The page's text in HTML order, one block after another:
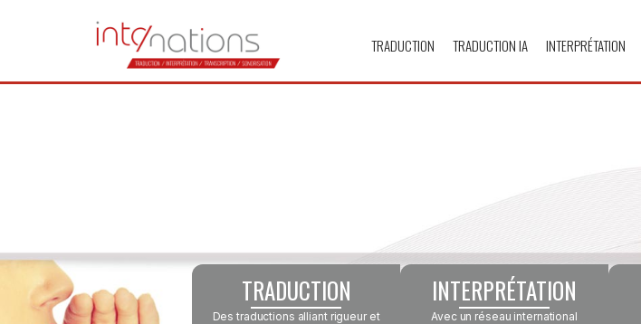
TRADUCTION TRADUCTION IA INTERPRÉTATION
TRADUCTION
Des traductions alliant rigueur et
INTERPRÉTATION
Avec un réseau international